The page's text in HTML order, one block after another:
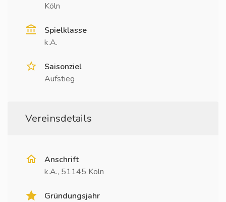
Köln
Spielklasse
k.A.
Saisonziel
Aufstieg
Vereinsdetails
Anschrift
k.A., 51145 Köln
Gründungsjahr